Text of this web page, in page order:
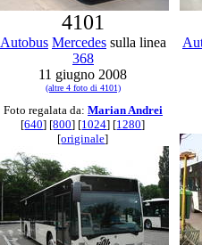
4101
Autobus Mercedes sulla linea
368
11 giugno 2008
(altre 4 foto di 4101)
Foto regalata da: Marian Andrei
[640] [800] [1024] [1280]
[originale]